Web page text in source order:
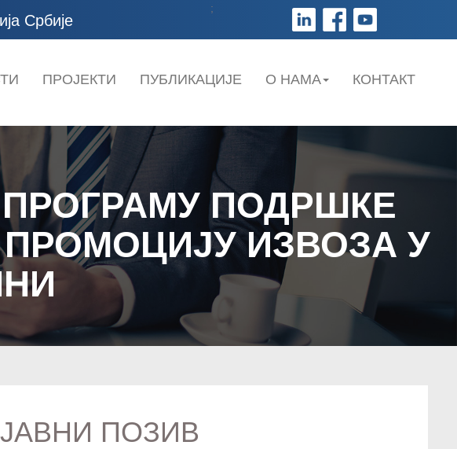
Србије
;
ПРОЈЕКТИ ПУБЛИКАЦИЈЕ О НАМА КОНТАКТ
ПОДРШКЕ
ИЗВОЗА У
ЈАВНИ ПОЗИВ